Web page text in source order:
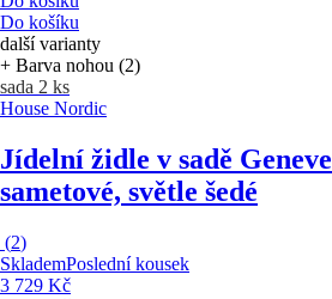
Do košíku
další varianty
+ Barva nohou (2)
sada 2 ks
House Nordic
Jídelní židle v sadě Geneve
sametové, světle šedé
(2)
SklademPoslední kousek
3 729 Kč